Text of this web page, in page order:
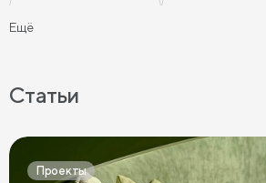
Простыни на высокие матрасы
Ещё
Статьи
Проекты